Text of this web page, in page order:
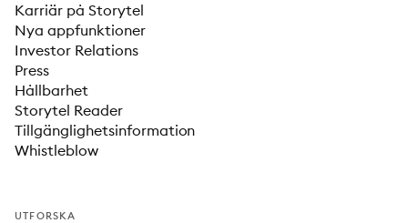
Karriär på Storytel
Nya appfunktioner
Investor Relations
Press
Hållbarhet
Storytel Reader
Tillgänglighetsinformation
Whistleblow
UTFORSKA